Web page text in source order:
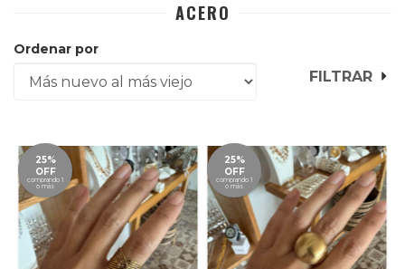
ACERO
Ordenar por
FILTRAR
25%
OFF
comprando 1
o más
25%
OFF
comprando 1
o más